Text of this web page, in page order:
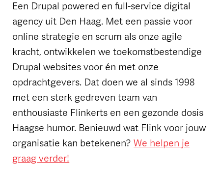
Een Drupal powered en full-service digital
agency uit Den Haag. Met een passie voor
online strategie en scrum als onze agile
kracht, ontwikkelen we toekomstbestendige
Drupal websites voor én met onze
opdrachtgevers. Dat doen we al sinds 1998
met een sterk gedreven team van
enthousiaste Flinkerts en een gezonde dosis
Haagse humor. Benieuwd wat Flink voor jouw
organisatie kan betekenen?We helpen je
graag verder!